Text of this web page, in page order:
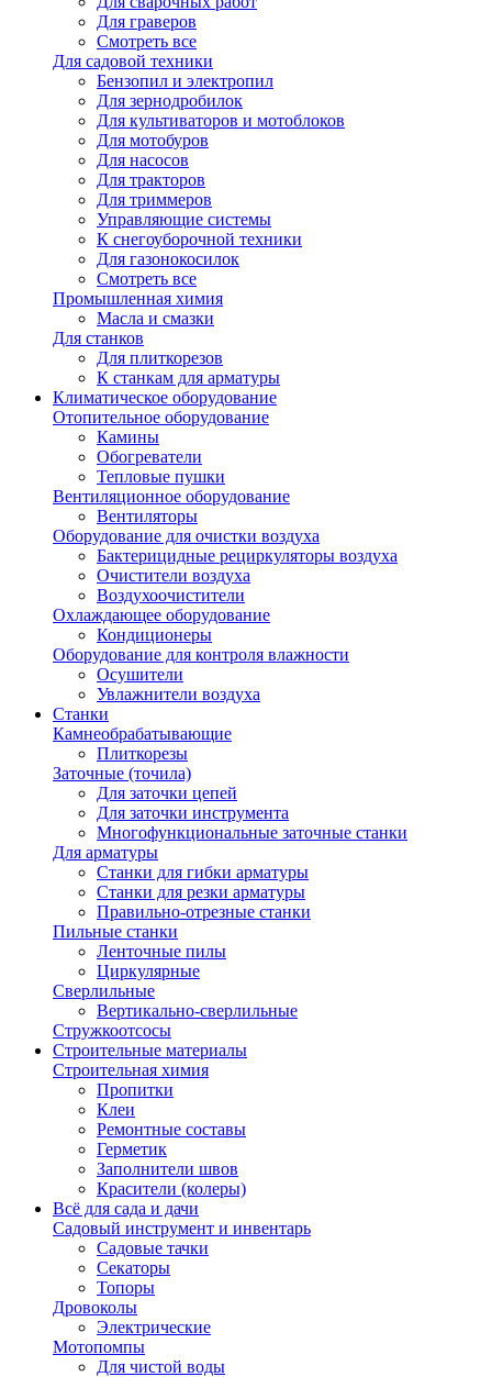
Для граверов
Смотреть все
Для садовой техники
Бензопил и электропил
Для зернодробилок
Для культиваторов и мотоблоков
Для мотобуров
Для насосов
Для тракторов
Для триммеров
Управляющие системы
К снегоуборочной техники
Для газонокосилок
Смотреть все
Промышленная химия
Масла и смазки
Для станков
Для плиткорезов
К станкам для арматуры
Климатическое оборудование
Отопительное оборудование
Камины
Обогреватели
Тепловые пушки
Вентиляционное оборудование
Вентиляторы
Оборудование для очистки воздуха
Бактерицидные рециркуляторы воздуха
Очистители воздуха
Воздухоочистители
Охлаждающее оборудование
Кондиционеры
Оборудование для контроля влажности
Осушители
Увлажнители воздуха
Станки
Камнеобрабатывающие
Плиткорезы
Заточные (точила)
Для заточки цепей
Для заточки инструмента
Многофункциональные заточные станки
Для арматуры
Станки для гибки арматуры
Станки для резки арматуры
Правильно-отрезные станки
Пильные станки
Ленточные пилы
Циркулярные
Сверлильные
Вертикально-сверлильные
Стружкоотсосы
Строительные материалы
Строительная химия
Пропитки
Клеи
Ремонтные составы
Герметик
Заполнители швов
Красители (колеры)
Всё для сада и дачи
Садовый инструмент и инвентарь
Садовые тачки
Секаторы
Топоры
Дровоколы
Электрические
Мотопомпы
Для чистой воды